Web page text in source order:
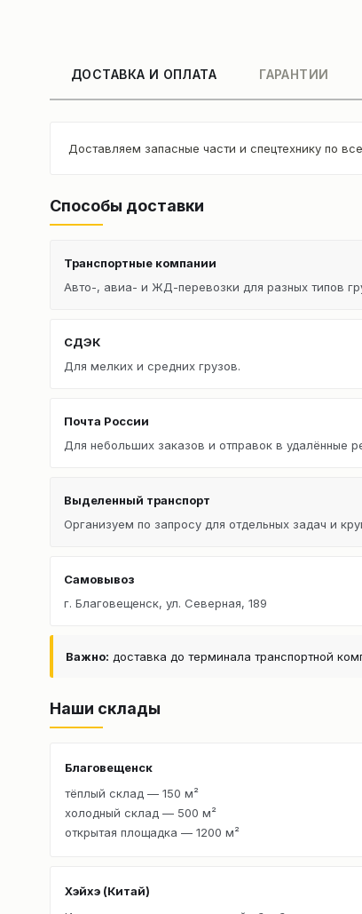
ДОСТАВКА И ОПЛАТА ГАРАНТИИ
Доставляем запасные части и спецтехнику по
Способы доставки
Транспортные компании
Авто-, авиа- и ЖД-перевозки для разных типов
СДЭК
Для мелких и средних грузов.
Почта России
Для небольших заказов и отправок в удалённые
Выделенный транспорт
Организуем по запросу для отдельных задач и
Самовывоз
г. Благовещенск, ул. Северная, 189
Важно: доставка до терминала транспортной
Наши склады
Благовещенск
тёплый склад — 150 м²
холодный склад — 500 м²
открытая площадка — 1200 м²
Хэйхэ (Китай)